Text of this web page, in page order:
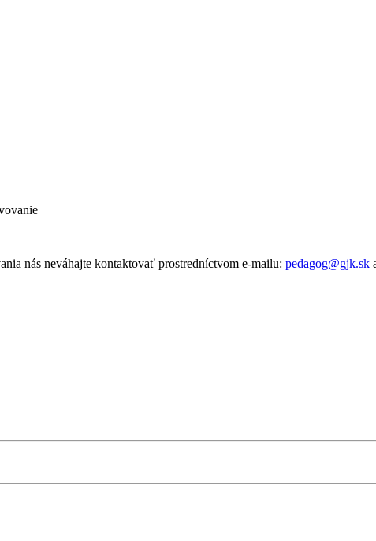
nás neváhajte kontaktovať prostredníctvom e-mailu: pedagog@gjk.sk